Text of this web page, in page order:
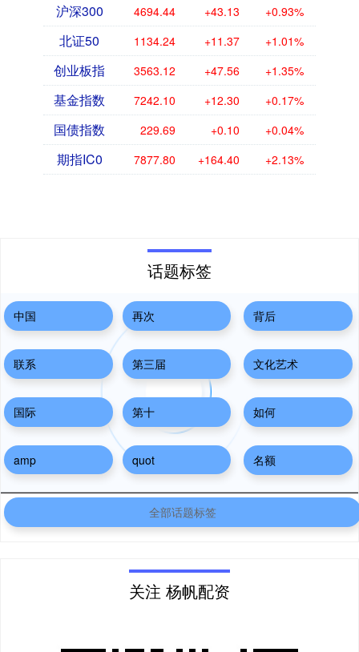
沪深300 4694.44 +43.13 +0.93%
北证50 1134.24 +11.37 +1.01%
创业板指 3563.12 +47.56 +1.35%
基金指数 7242.10 +12.30 +0.17%
国债指数 229.69 +0.10 +0.04%
期指IC0 7877.80 +164.40 +2.13%
话题标签
中国 再次 背后
联系 第三届 文化艺术
国际 第十 如何
amp quot 名额
全部话题标签
关注 杨帆配资